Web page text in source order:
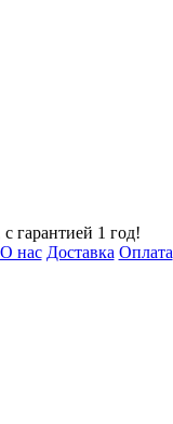
гарантией 1 год!
О нас Доставка Оплата